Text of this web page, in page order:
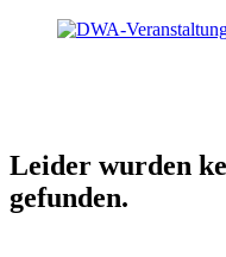
Leider wurden
gefunden.